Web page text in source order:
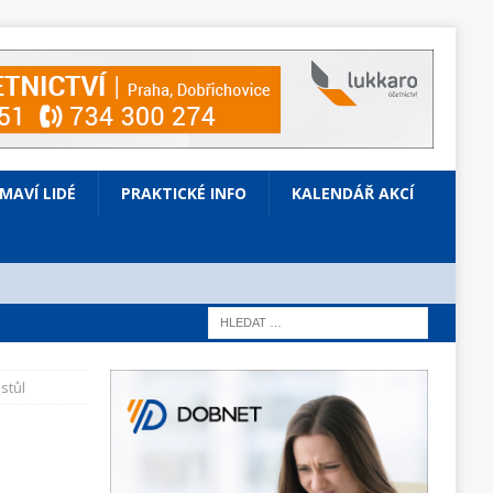
LIDÉ PRAKTICKÉ INFO KALENDÁŘ AKCÍ